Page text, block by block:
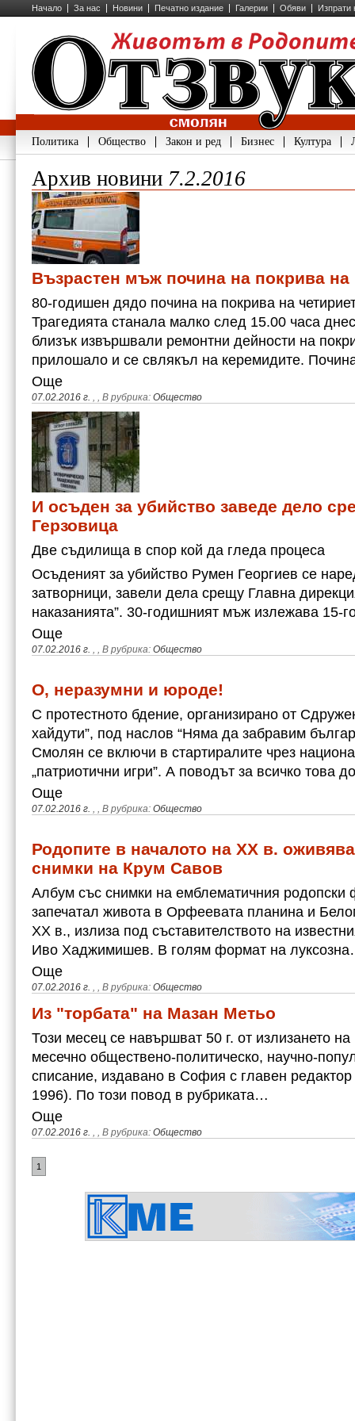
Начало За нас Новини Печатно издание Галерии Обяви Изпрати
Политика Общество Закон и ред Бизнес Култура
Архив новини 7.2.2016
Възрастен мъж почина на покрива
80-годишен дядо почина на покрива на
Трагедията станала малко след 15.00 часа
близък извършвали ремонтни дейности на
прилошало и се свлякъл на керемидите.
07.02.2016 г. , , В рубрика: Общество
Още
И осъден за убийство заведе дело
Герзовица
Две съдилища в спор кой да гледа процеса
Осъденият за убийство Румен Георгиев се
затворници, завели дела срещу Главна
наказанията”. 30-годишният мъж излежава 15-
07.02.2016 г. , , В рубрика: Общество
Още
О, неразумни и юроде!
С протестното бдение, организирано от
хайдути”, под наслов “Hямa дa зaбpaвим
Смолян се включи в стартиралите чрез
„патриотични игри”. А поводът за всичко това
07.02.2016 г. , , В рубрика: Общество
Още
Родопите в началото на XX в.
снимки на Крум Савов
Албум със снимки на емблематичния
запечатал живота в Орфеевата планина и
XX в., излиза под съставителството на
Иво Хаджимишев. В голям формат на
07.02.2016 г. , , В рубрика: Общество
Още
Из "торбата" на Мазан Метьо
Този месец се навършват 50 г. от излизането на
месечно обществено-политическо, научно-
списание, издавано в София с главен
1996). По този повод в рубриката…
07.02.2016 г. , , В рубрика: Общество
Още
1